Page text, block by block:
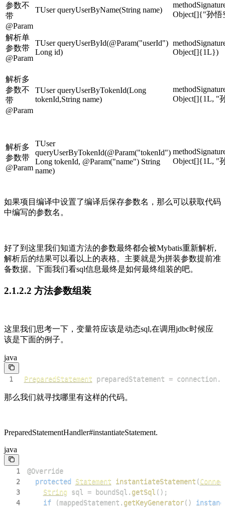
参数不
带
@Param
TUser queryUserByName(String name)
Object[]{"孙
解析单
参数带
@Param
TUser queryUserById(@Param("userId")
Long id)
Object[]{1L})
解析多
参数不
带
@Param
TUser queryUserByTokenId(Long
tokenId,String name)
Object[]{1L, "
解析多
参数带
@Param
TUser
queryUserByTokenId(@Param("tokenId")
Long tokenId, @Param("name") String
name)
Object[]{1L, "
如果项目编译中设置了编译后保存参数名，那么可以获取代码
中编写的参数名。
好了到这里我们知道方法的参数最终都会被Mybatis重新解析,
解析后的结果可以看以上的表格。主要就是为拼装参数提前准
备数据。下面我们看sql信息最终是如何最终组装的吧。
2.1.2.2 方法参数组装
这里我们思考一下，变量符应该是动态sql,在调用jdbc时候应
该是下面的例子。
java
1 PreparedStatement preparedStatement = connection .
那么我们就寻找哪里有这样的代码。
PreparedStatementHandler#instantiateStatement.
java
1
@Override
2
protected Statement instantiateStatement (
3
String sql = boundSql . getSql ( ) ;
4
if (mappedStatement . getKeyGenerator( )